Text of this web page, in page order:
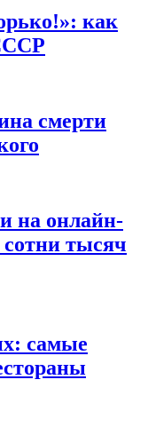
как
смерти
на онлайн-
тысяч
самые